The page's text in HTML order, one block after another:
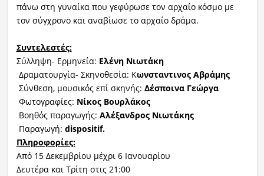
πάνω στη γυναίκα που γεφύρωσε τον αρχαίο κόσμο με
τον σύγχρονο και αναβίωσε το αρχαίο δράμα.
Συντελεστές:
Σύλληψη- Ερμηνεία: Ελένη Νιωτάκη
Δραματουργία- Σκηνοθεσία: Κωνσταντινος Αβράμης
Σύνθεση, μουσικός επί σκηνής: Δέσποινα Γεώργα
Φωτογραφίες: Νίκος Βουρλάκος
Βοηθός παραγωγής: Αλέξανδρος Νιωτάκης
Παραγωγή: dispositif.
Πληροφορίες:
Από 15 Δεκεμβρίου μέχρι 6 Ιανουαρίου
Δευτέρα και Τρίτη στις 21:00